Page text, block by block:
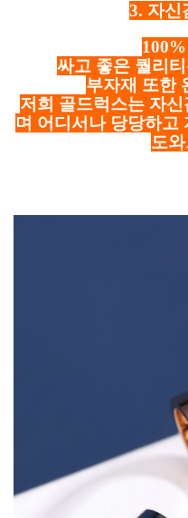
3. 자신
싸고 좋은 퀄리
부자재 또한
저희 골드럭스는 자
며 어디서나 당당하고
도